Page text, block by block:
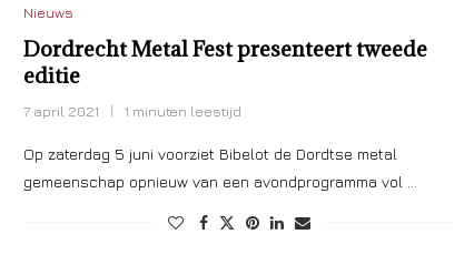
Nieuws
Dordrecht Metal Fest presenteert tweede
editie
7 april 2021 1 minuten leestijd
Op zaterdag 5 juni voorziet Bibelot de Dordtse metal
gemeenschap opnieuw van een avondprogramma vol …